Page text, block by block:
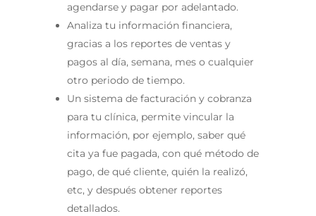
agendarse y pagar por adelantado.
Analiza tu información financiera,
gracias a los reportes de ventas y
pagos al día, semana, mes o cualquier
otro periodo de tiempo.
Un sistema de facturación y cobranza
para tu clínica, permite vincular la
información, por ejemplo, saber qué
cita ya fue pagada, con qué método de
pago, de qué cliente, quién la realizó,
etc, y después obtener reportes
detallados.